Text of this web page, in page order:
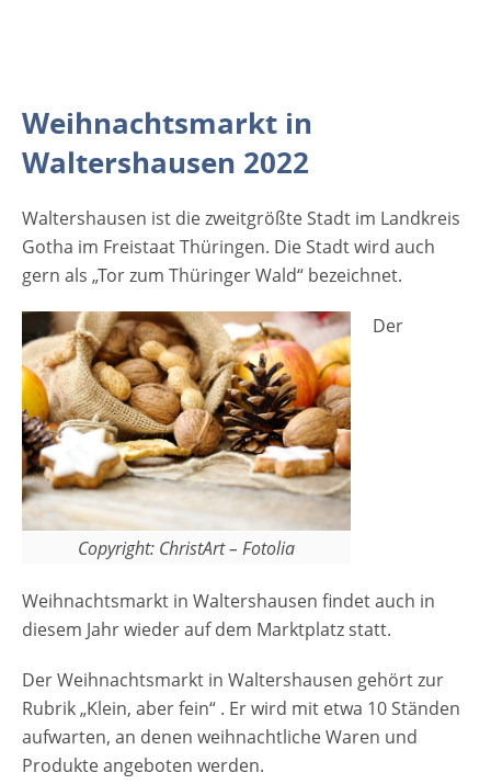
ab 17 Uhr Samstag und
Sonntag: Markttreiben ab 12 Uhr Eintritt
Waltershäuser Weihnachtsmarkt 2022 Der
Eintritt ist frei Veranstaltungsort
Waltershäuser Weihnachtsmarkt 2022
Marktplatz 99880 Waltershausen Thüringen
Weihnachtsmarkt in
Waltershausen 2022
Waltershausen ist die zweitgrößte Stadt im Landkreis
Gotha im Freistaat Thüringen. Die Stadt wird auch
gern als „Tor zum Thüringer Wald“ bezeichnet.
Copyright: ChristArt – Fotolia
Der
Weihnachtsmarkt in Waltershausen findet auch in
diesem Jahr wieder auf dem Marktplatz statt.
Der Weihnachtsmarkt in Waltershausen gehört zur
Rubrik „Klein, aber fein“ . Er wird mit etwa 10 Ständen
aufwarten, an denen weihnachtliche Waren und
Produkte angeboten werden.